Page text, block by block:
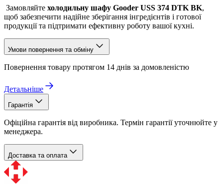
Замовляйте холодильну шафу Gooder USS 374 DTK BK,
щоб забезпечити надійне зберігання інгредієнтів і готової
продукції та підтримати ефективну роботу вашої кухні.
Умови повернення та обміну
Повернення товару протягом 14 днів за домовленістю
Детальніше
Гарантія
Офіційна гарантія від виробника. Термін гарантії уточнюйте у
менеджера.
Доставка та оплата